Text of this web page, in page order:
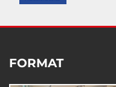
FORMAT